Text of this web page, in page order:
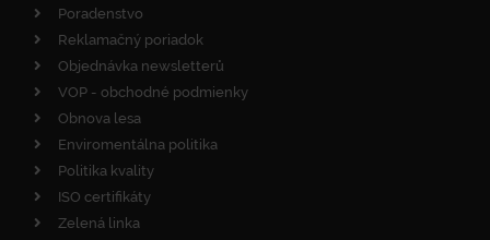
Poradenstvo
Reklamačný poriadok
Objednávka newsletterů
VOP - obchodné podmienky
Obnova lesa
Enviromentálna politika
Politika kvality
ISO certifikáty
Zelená linka